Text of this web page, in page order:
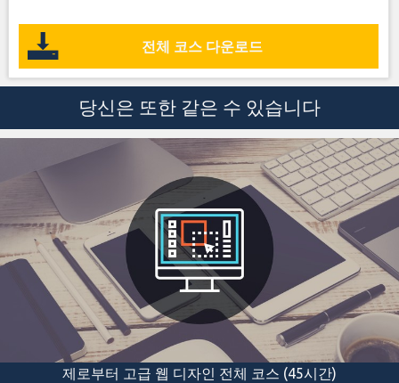
전체 코스 다운로드
당신은 또한 같은 수 있습니다
제로부터 고급 웹 디자인 전체 코스 (45시간)